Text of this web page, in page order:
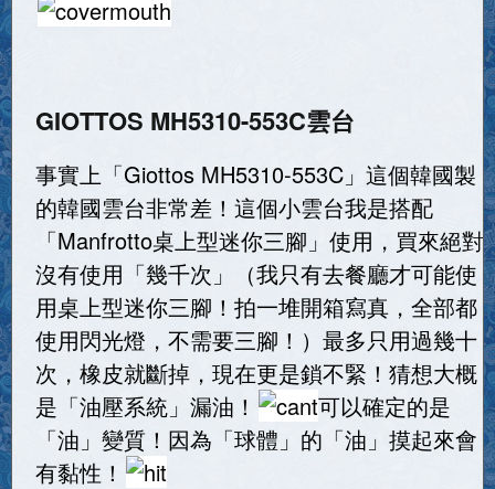
GIOTTOS MH5310-553C雲台
事實上「Giottos MH5310-553C」這個韓國製
的韓國雲台非常差！這個小雲台我是搭配
「Manfrotto桌上型迷你三腳」使用，買來絕對
沒有使用「幾千次」（我只有去餐廳才可能使
用桌上型迷你三腳！拍一堆開箱寫真，全部都
使用閃光燈，不需要三腳！）最多只用過幾十
次，橡皮就斷掉，現在更是鎖不緊！猜想大概
是「油壓系統」漏油！
可以確定的是
「油」變質！因為「球體」的「油」摸起來會
有黏性！